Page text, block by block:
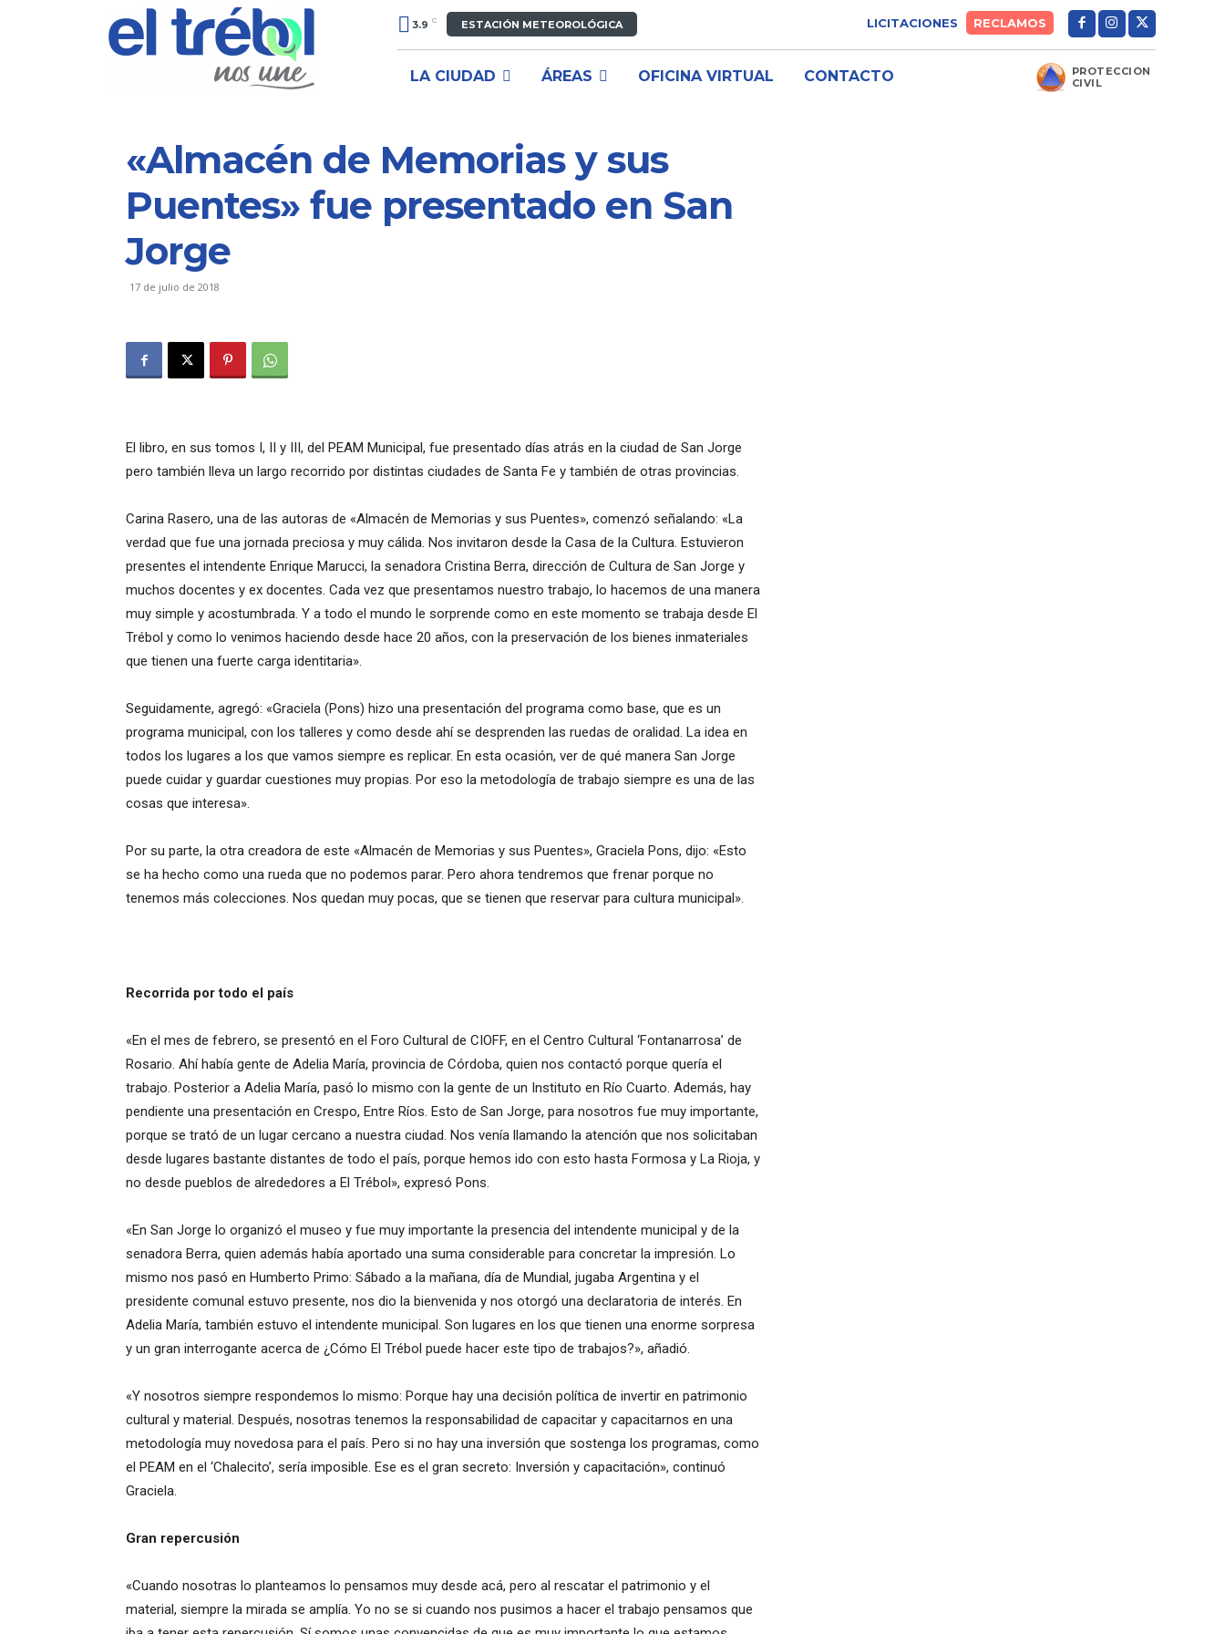
3.9 C ESTACIÓN METEOROLÓGICA LICITACIONES RECLAMOS
LA CIUDAD ÁREAS OFICINA VIRTUAL CONTACTO
PROTECCIÓN
CIVIL
«Almacén de Memorias y sus
Puentes» fue presentado en San
Jorge
17 de julio de 2018
El libro, en sus tomos I, II y III, del PEAM Municipal, fue presentado días atrás en la ciudad de San Jorge
pero también lleva un largo recorrido por distintas ciudades de Santa Fe y también de otras provincias.
Carina Rasero, una de las autoras de «Almacén de Memorias y sus Puentes», comenzó señalando: «La
verdad que fue una jornada preciosa y muy cálida. Nos invitaron desde la Casa de la Cultura. Estuvieron
presentes el intendente Enrique Marucci, la senadora Cristina Berra, dirección de Cultura de San Jorge y
muchos docentes y ex docentes. Cada vez que presentamos nuestro trabajo, lo hacemos de una manera
muy simple y acostumbrada. Y a todo el mundo le sorprende como en este momento se trabaja desde El
Trébol y como lo venimos haciendo desde hace 20 años, con la preservación de los bienes inmateriales
que tienen una fuerte carga identitaria».
Seguidamente, agregó: «Graciela (Pons) hizo una presentación del programa como base, que es un
programa municipal, con los talleres y como desde ahí se desprenden las ruedas de oralidad. La idea en
todos los lugares a los que vamos siempre es replicar. En esta ocasión, ver de qué manera San Jorge
puede cuidar y guardar cuestiones muy propias. Por eso la metodología de trabajo siempre es una de las
cosas que interesa».
Por su parte, la otra creadora de este «Almacén de Memorias y sus Puentes», Graciela Pons, dijo: «Esto
se ha hecho como una rueda que no podemos parar. Pero ahora tendremos que frenar porque no
tenemos más colecciones. Nos quedan muy pocas, que se tienen que reservar para cultura municipal».
Recorrida por todo el país
«En el mes de febrero, se presentó en el Foro Cultural de CIOFF, en el Centro Cultural ‘Fontanarrosa’ de
Rosario. Ahí había gente de Adelia María, provincia de Córdoba, quien nos contactó porque quería el
trabajo. Posterior a Adelia María, pasó lo mismo con la gente de un Instituto en Río Cuarto. Además, hay
pendiente una presentación en Crespo, Entre Ríos. Esto de San Jorge, para nosotros fue muy importante,
porque se trató de un lugar cercano a nuestra ciudad. Nos venía llamando la atención que nos solicitaban
desde lugares bastante distantes de todo el país, porque hemos ido con esto hasta Formosa y La Rioja, y
no desde pueblos de alrededores a El Trébol», expresó Pons.
«En San Jorge lo organizó el museo y fue muy importante la presencia del intendente municipal y de la
senadora Berra, quien además había aportado una suma considerable para concretar la impresión. Lo
mismo nos pasó en Humberto Primo: Sábado a la mañana, día de Mundial, jugaba Argentina y el
presidente comunal estuvo presente, nos dio la bienvenida y nos otorgó una declaratoria de interés. En
Adelia María, también estuvo el intendente municipal. Son lugares en los que tienen una enorme sorpresa
y un gran interrogante acerca de ¿Cómo El Trébol puede hacer este tipo de trabajos?», añadió.
«Y nosotros siempre respondemos lo mismo: Porque hay una decisión política de invertir en patrimonio
cultural y material. Después, nosotras tenemos la responsabilidad de capacitar y capacitarnos en una
metodología muy novedosa para el país. Pero si no hay una inversión que sostenga los programas, como
el PEAM en el ‘Chalecito’, sería imposible. Ese es el gran secreto: Inversión y capacitación», continuó
Graciela.
Gran repercusión
«Cuando nosotras lo planteamos lo pensamos muy desde acá, pero al rescatar el patrimonio y el
material, siempre la mirada se amplía. Yo no se si cuando nos pusimos a hacer el trabajo pensamos que